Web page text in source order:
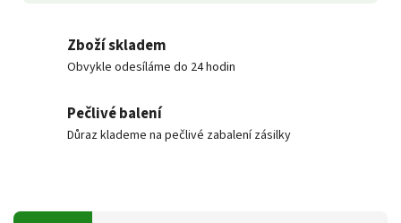
Zboží skladem
Obvykle odesíláme do 24 hodin
Pečlivé balení
Důraz klademe na pečlivé zabalení zásilky